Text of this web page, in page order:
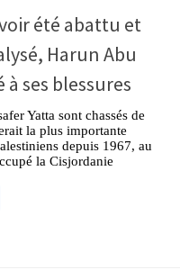
été abattu et
Harun Abu
à ses blessures
Yatta sont chassés de
la plus importante
depuis 1967, au
la Cisjordanie